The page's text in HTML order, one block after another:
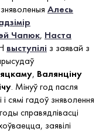
Алесь
Чапюк, Наста
выступілі з заявай з
, Валянціну
. Мінуў год пасля
і сямі гадоў зняволення
справядлівасці
заявілі